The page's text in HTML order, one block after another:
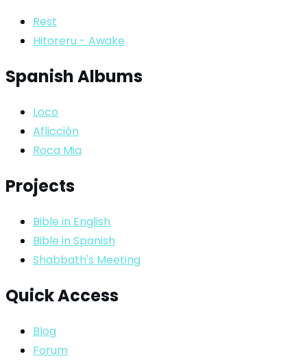
Rest
Hitoreru - Awake
Spanish Albums
Loco
Aflicción
Roca Mia
Projects
Bible in English
Bible in Spanish
Shabbath's Meeting
Quick Access
Blog
Forum